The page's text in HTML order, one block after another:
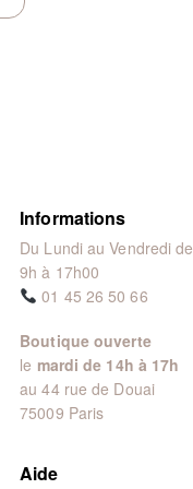
Informations
Du Lundi au Vendredi de
9h à 17h00
01 45 26 50 66
Boutique ouverte
le mardi de 14h à 17h
au 44 rue de Douai
75009 Paris
Aide